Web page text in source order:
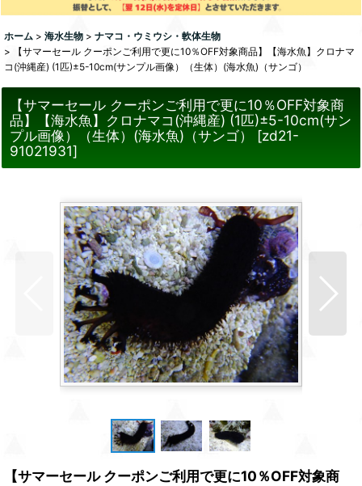
ホーム > 海水生物 > ナマコ・ウミウシ・軟体生物
>
【サマーセール クーポンご利用で更に10％OFF対象商品】【海水魚】クロナマ
コ(沖縄産) (1匹)±5-10cm(サンプル画像）（生体）(海水魚)（サンゴ）
【サマーセール クーポンご利用で更に10％OFF対象商
品】【海水魚】クロナマコ(沖縄産) (1匹)±5-10cm(サン
プル画像）（生体）(海水魚)（サンゴ）
[zd21-
91021931]
【サマーセール クーポンご利用で更に10％OFF対象商